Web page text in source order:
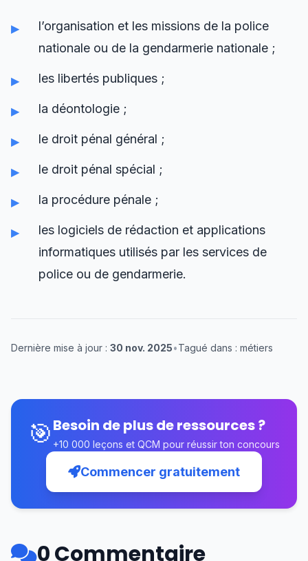
l’organisation et les missions de la police
nationale ou de la gendarmerie nationale ;
les libertés publiques ;
la déontologie ;
le droit pénal général ;
le droit pénal spécial ;
la procédure pénale ;
les logiciels de rédaction et applications
informatiques utilisés par les services de
police ou de gendarmerie.
Dernière mise à jour : 30 nov. 2025•Tagué dans : métiers
🎯Besoin de plus de ressources ?
+10 000 leçons et QCM pour réussir ton concours
Commencer gratuitement
0 Commentaire